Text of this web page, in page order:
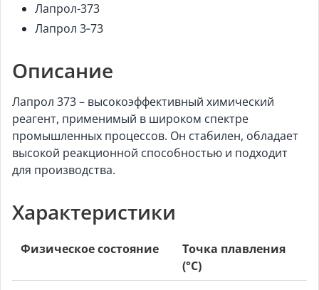
Лапрол-373
Лапрол 3‑73
Описание
Лапрол 373 – высокоэффективный химический
реагент, применимый в широком спектре
промышленных процессов. Он стабилен, обладает
высокой реакционной способностью и подходит
для производства.
Характеристики
Физическое состояние
Точка плавления
(°C)